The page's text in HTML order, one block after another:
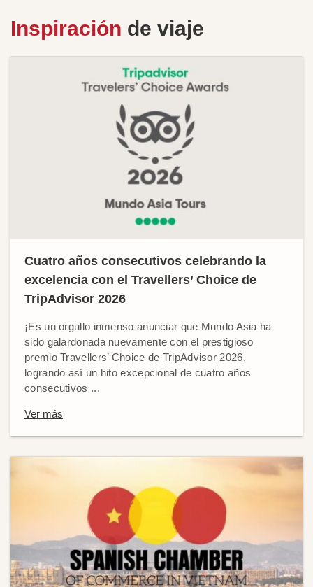
Inspiración de viaje
Cuatro años consecutivos celebrando la
excelencia con el Travellers’ Choice de
TripAdvisor 2026
¡Es un orgullo inmenso anunciar que Mundo Asia ha
sido galardonada nuevamente con el prestigioso
premio Travellers’ Choice de TripAdvisor 2026,
logrando así un hito excepcional de cuatro años
consecutivos ...
Ver más